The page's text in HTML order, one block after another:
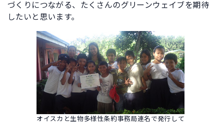
づくりにつながる、たくさんのグリーンウェイブを期待
したいと思います。
オイスカと生物多様性条約事務局連名で発行して